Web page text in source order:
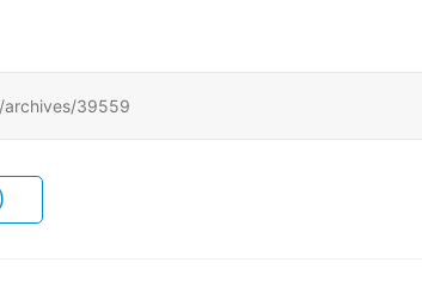
archives/39559